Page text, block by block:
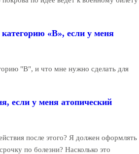
«В», если у меня
"В", и что мне нужно сделать для
если у меня атопический
после этого? Я должен оформлять
по болезни? Насколько это